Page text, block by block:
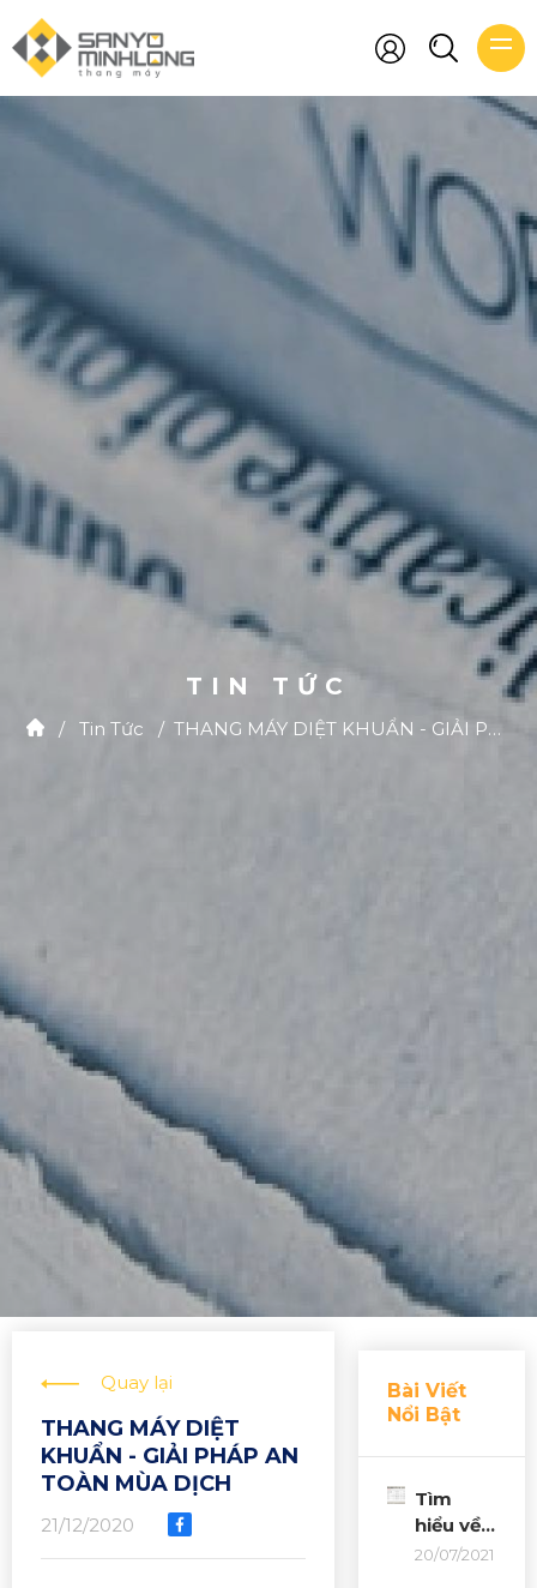
TIN TỨC
/ Tin Tức / THANG MÁY DIỆT KHUẨN - GIẢI PHÁP AN TOÀN MÙA DỊCH
Quay lại
THANG MÁY DIỆT
KHUẨN - GIẢI PHÁP AN
TOÀN MÙA DỊCH
21/12/2020
Bài Viết
Nổi Bật
Tìm
hiểu về
các loại
20/07/2021